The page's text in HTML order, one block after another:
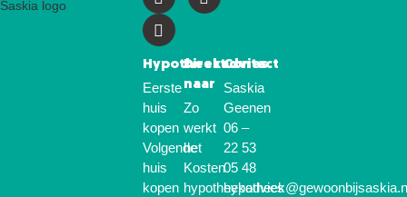
Hypotheekadvies
Eerste
huis
kopen
Volgende
huis
kopen
Direct
naar
Zo
werkt
het
Kosten
hypotheekadvies
Contact
Saskia
Geenen
06 –
22 53
05 48